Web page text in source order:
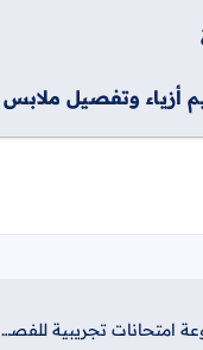
وتفصيل ملابس
الفرع العلمي - الأحياء - مجموعة امتحانات تجريبية للفصل الأول لعام 2020